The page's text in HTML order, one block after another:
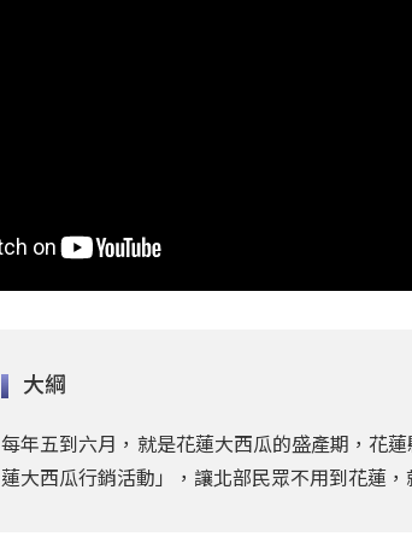
大綱
每年五到六月，就是花蓮大西瓜的盛產期，花
蓮大西瓜行銷活動」，讓北部民眾不用到花蓮